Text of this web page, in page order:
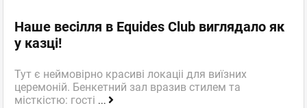
Наше весілля в Equides Club виглядало як
у казці!
Тут є неймовірно красиві локаціі для виїзних
церемоній. Бенкетний зал вразив стилем та
місткістю: гості ...